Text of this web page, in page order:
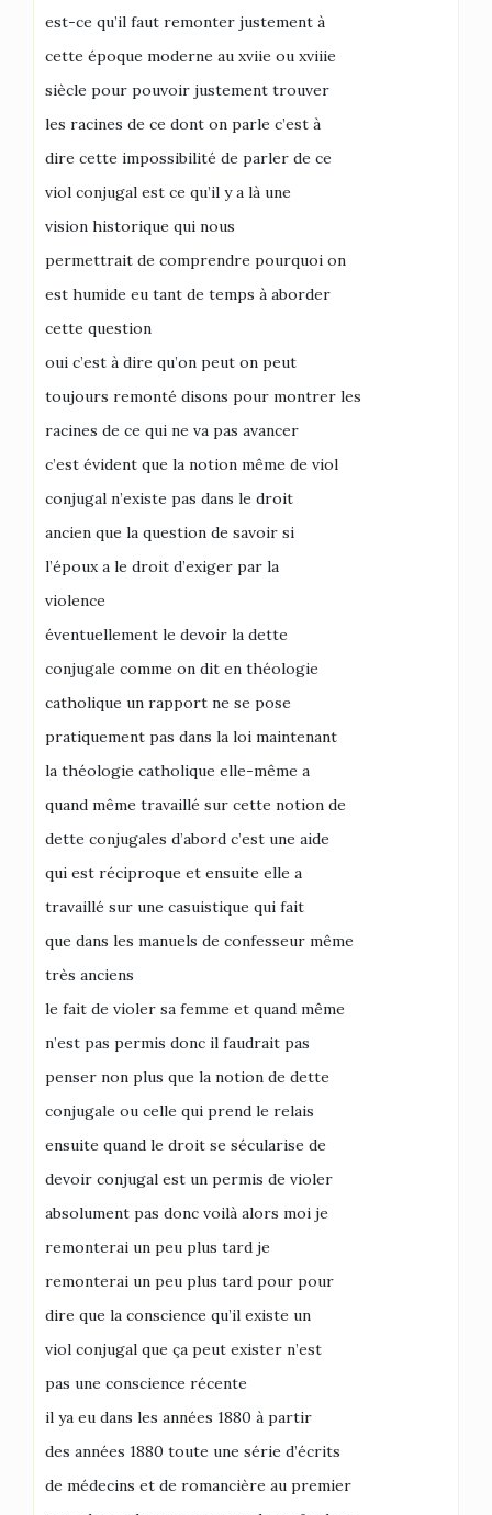
est-ce qu’il faut remonter justement à
cette époque moderne au xviie ou xviiie
siècle pour pouvoir justement trouver
les racines de ce dont on parle c’est à
dire cette impossibilité de parler de ce
viol conjugal est ce qu’il y a là une
vision historique qui nous
permettrait de comprendre pourquoi on
est humide eu tant de temps à aborder
cette question
oui c’est à dire qu’on peut on peut
toujours remonté disons pour montrer les
racines de ce qui ne va pas avancer
c’est évident que la notion même de viol
conjugal n’existe pas dans le droit
ancien que la question de savoir si
l’époux a le droit d’exiger par la
violence
éventuellement le devoir la dette
conjugale comme on dit en théologie
catholique un rapport ne se pose
pratiquement pas dans la loi maintenant
la théologie catholique elle-même a
quand même travaillé sur cette notion de
dette conjugales d’abord c’est une aide
qui est réciproque et ensuite elle a
travaillé sur une casuistique qui fait
que dans les manuels de confesseur même
très anciens
le fait de violer sa femme et quand même
n’est pas permis donc il faudrait pas
penser non plus que la notion de dette
conjugale ou celle qui prend le relais
ensuite quand le droit se sécularise de
devoir conjugal est un permis de violer
absolument pas donc voilà alors moi je
remonterai un peu plus tard je
remonterai un peu plus tard pour pour
dire que la conscience qu’il existe un
viol conjugal que ça peut exister n’est
pas une conscience récente
il ya eu dans les années 1880 à partir
des années 1880 toute une série d’écrits
de médecins et de romancière au premier